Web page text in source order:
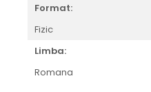
Format:
Fizic
Limba:
Romana